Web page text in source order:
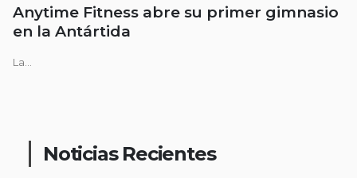
Anytime Fitness abre su primer gimnasio
en la Antártida
La...
Noticias Recientes